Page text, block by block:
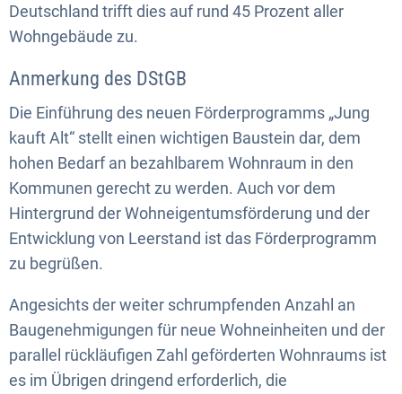
Deutschland trifft dies auf rund 45 Prozent aller
Wohngebäude zu.
Anmerkung des DStGB
Die Einführung des neuen Förderprogramms „Jung
kauft Alt“ stellt einen wichtigen Baustein dar, dem
hohen Bedarf an bezahlbarem Wohnraum in den
Kommunen gerecht zu werden. Auch vor dem
Hintergrund der Wohneigentumsförderung und der
Entwicklung von Leerstand ist das Förderprogramm
zu begrüßen.
Angesichts der weiter schrumpfenden Anzahl an
Baugenehmigungen für neue Wohneinheiten und der
parallel rückläufigen Zahl geförderten Wohnraums ist
es im Übrigen dringend erforderlich, die